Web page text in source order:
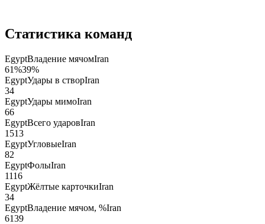
Статистика команд
EgyptВладение мячомIran
61%39%
EgyptУдары в створIran
34
EgyptУдары мимоIran
66
EgyptВсего ударовIran
1513
EgyptУгловыеIran
82
EgyptФолыIran
1116
EgyptЖёлтые карточкиIran
34
EgyptВладение мячом, %Iran
6139